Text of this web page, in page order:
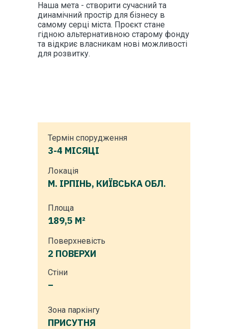
Наша мета - створити сучасний та
динамічний простір для бізнесу в
самому серці міста. Проєкт стане
гідною альтернативною старому фонду
та відкриє власникам нові можливості
для розвитку.
Термін спорудження
3-4 МІСЯЦІ
Локація
М. ІРПІНЬ, КИЇВСЬКА ОБЛ.
Площа
189,5 М²
Поверхневість
2 ПОВЕРХИ
Стіни
–
Зона паркінгу
ПРИСУТНЯ